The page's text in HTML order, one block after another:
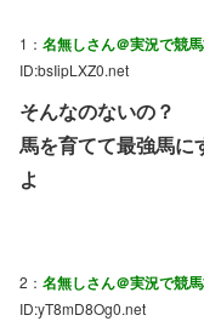
1： 名無しさん＠実況で競
ID:bsIipLXZ0.net
そんなのないの？
馬を育てて最強馬に
よ
2： 名無しさん＠実況で競
ID:yT8mD8Og0.net